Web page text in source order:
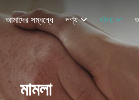
আমাদের সম্বন্ধে পণ্য ঘটনা
মামলা